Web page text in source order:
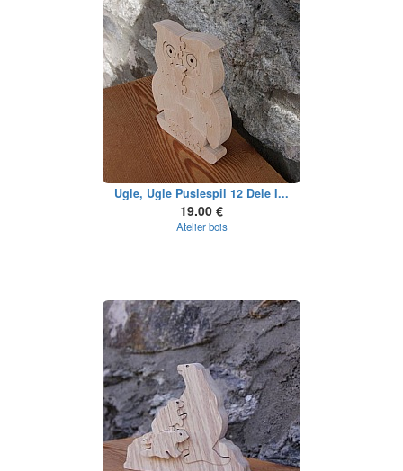
Ugle, Ugle Puslespil 12 Dele I...
19.00 €
Atelier bois